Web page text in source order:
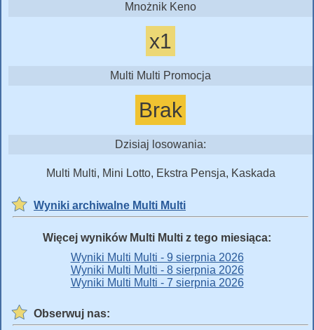
Mnożnik Keno
x1
Multi Multi Promocja
Brak
Dzisiaj losowania:
Multi Multi, Mini Lotto, Ekstra Pensja, Kaskada
Wyniki archiwalne Multi Multi
Więcej wyników Multi Multi z tego miesiąca:
Wyniki Multi Multi - 9 sierpnia 2026
Wyniki Multi Multi - 8 sierpnia 2026
Wyniki Multi Multi - 7 sierpnia 2026
Obserwuj nas: